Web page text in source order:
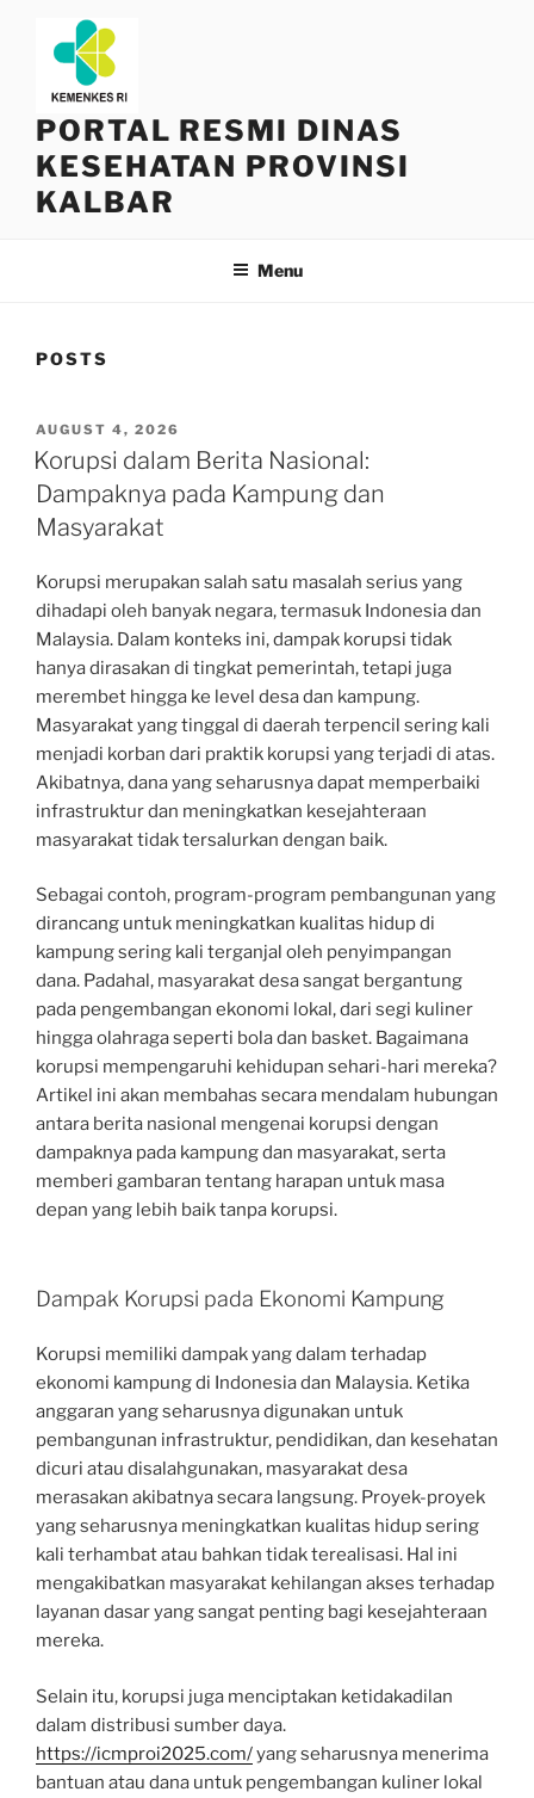
content
PORTAL RESMI DINAS
KESEHATAN PROVINSI
KALBAR
Menu
POSTS
POSTED
ON
AUGUST 4, 2026
Korupsi dalam Berita Nasional:
Dampaknya pada Kampung dan
Masyarakat
Korupsi merupakan salah satu masalah serius yang
dihadapi oleh banyak negara, termasuk Indonesia dan
Malaysia. Dalam konteks ini, dampak korupsi tidak
hanya dirasakan di tingkat pemerintah, tetapi juga
merembet hingga ke level desa dan kampung.
Masyarakat yang tinggal di daerah terpencil sering kali
menjadi korban dari praktik korupsi yang terjadi di atas.
Akibatnya, dana yang seharusnya dapat memperbaiki
infrastruktur dan meningkatkan kesejahteraan
masyarakat tidak tersalurkan dengan baik.
Sebagai contoh, program-program pembangunan yang
dirancang untuk meningkatkan kualitas hidup di
kampung sering kali terganjal oleh penyimpangan
dana. Padahal, masyarakat desa sangat bergantung
pada pengembangan ekonomi lokal, dari segi kuliner
hingga olahraga seperti bola dan basket. Bagaimana
korupsi mempengaruhi kehidupan sehari-hari mereka?
Artikel ini akan membahas secara mendalam hubungan
antara berita nasional mengenai korupsi dengan
dampaknya pada kampung dan masyarakat, serta
memberi gambaran tentang harapan untuk masa
depan yang lebih baik tanpa korupsi.
Dampak Korupsi pada Ekonomi Kampung
Korupsi memiliki dampak yang dalam terhadap
ekonomi kampung di Indonesia dan Malaysia. Ketika
anggaran yang seharusnya digunakan untuk
pembangunan infrastruktur, pendidikan, dan kesehatan
dicuri atau disalahgunakan, masyarakat desa
merasakan akibatnya secara langsung. Proyek-proyek
yang seharusnya meningkatkan kualitas hidup sering
kali terhambat atau bahkan tidak terealisasi. Hal ini
mengakibatkan masyarakat kehilangan akses terhadap
layanan dasar yang sangat penting bagi kesejahteraan
mereka.
Selain itu, korupsi juga menciptakan ketidakadilan
dalam distribusi sumber daya.
https://icmproi2025.com/yang seharusnya menerima
bantuan atau dana untuk pengembangan kuliner lokal